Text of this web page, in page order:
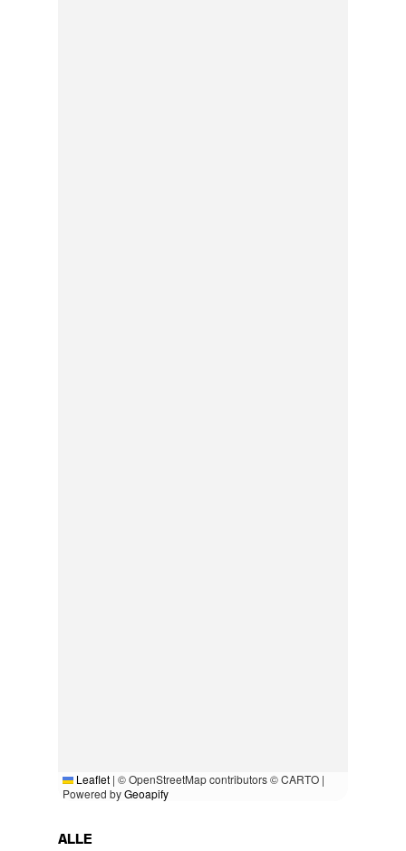
Leaflet | © OpenStreetMap contributors © CARTO |
Powered byGeoapify
ALLE